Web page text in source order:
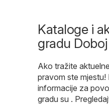
Kataloge i
gradu Doboj
Ako tražite
pravom ste
informacije za
gradu su .